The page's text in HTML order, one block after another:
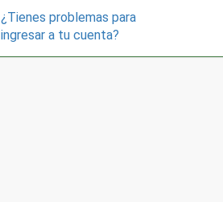
¿Tienes problemas para
ingresar a tu cuenta?